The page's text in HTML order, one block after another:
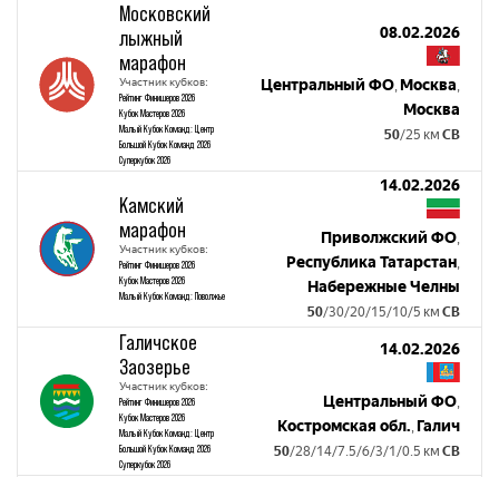
Московский
лыжный
марафон
Участник кубков:
Рейтинг Финишеров 2026
Кубок Мастеров 2026
Малый Кубок Команд: Центр
Большой Кубок Команд 2026
Суперкубок 2026
08.02.2026
Центральный ФО, Москва,
Москва
50/25 км СВ
Камский
марафон
Участник кубков:
Рейтинг Финишеров 2026
Кубок Мастеров 2026
Малый Кубок Команд: Поволжье
14.02.2026
Приволжский ФО,
Республика Татарстан,
Набережные Челны
50/30/20/15/10/5 км СВ
Галичское
Заозерье
Участник кубков:
Рейтинг Финишеров 2026
Кубок Мастеров 2026
Малый Кубок Команд: Центр
Большой Кубок Команд 2026
Суперкубок 2026
14.02.2026
Центральный ФО,
Костромская обл., Галич
50/28/14/7.5/6/3/1/0.5 км СВ